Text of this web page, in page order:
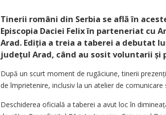
Tinerii români din Serbia se află în
Episcopia Daciei Felix în parteneriat cu
Arad. Ediția a treia a taberei a debutat
județul Arad, când au sosit voluntarii și
După un scurt moment de rugăciune, tinerii
de împrietenire, inclusiv la un atelier de comunicare
Deschiderea oficială a taberei a avut loc în